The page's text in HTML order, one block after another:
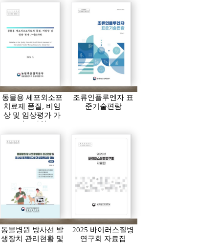
동물용 세포외소포
치료제 품질, 비임
상 및 임상평가 가
이드라인
조류인플루엔자 표
준기술편람
동물병원 방사선 발
생장치 관리현황 및
2025 바이러스질병
연구회 자료집